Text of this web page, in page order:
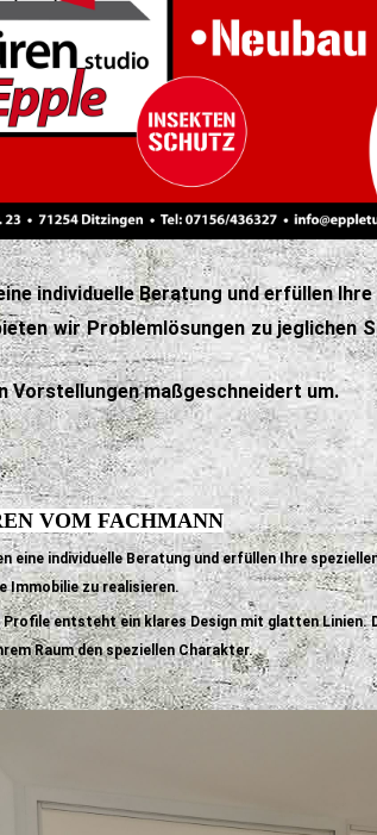
individuelle Beratung und erfüllen
wir Problemlösungen zu jeglichen
Vorstellungen maßgeschneidert um.
VOM FACHMANN
eine individuelle Beratung und erfüllen Ihre
Immobilie zu realisieren.
Profile entsteht ein klares Design mit glatten Linien.
Raum den speziellen Charakter.